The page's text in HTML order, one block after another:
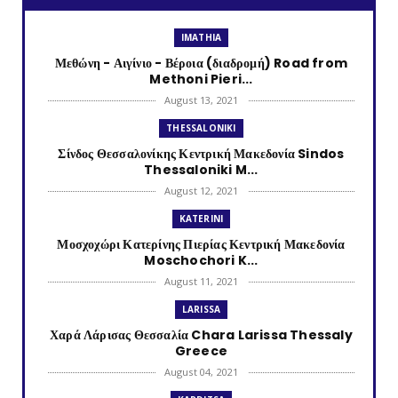
IMATHIA
Μεθώνη - Αιγίνιο - Βέροια (διαδρομή) Road from
Methoni Pieri...
August 13, 2021
THESSALONIKI
Σίνδος Θεσσαλονίκης Κεντρική Μακεδονία Sindos
Thessaloniki M...
August 12, 2021
KATERINI
Μοσχοχώρι Κατερίνης Πιερίας Κεντρική Μακεδονία
Moschochori K...
August 11, 2021
LARISSA
Χαρά Λάρισας Θεσσαλία Chara Larissa Thessaly
Greece
August 04, 2021